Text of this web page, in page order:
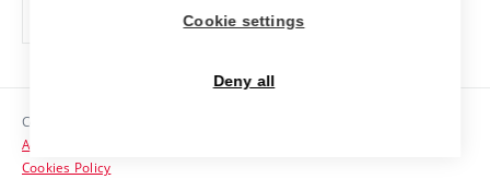
Contacts
Copyright © 2026 VUT
Accessibility Statement
Cookies Policy
Cookie settings
Deny all